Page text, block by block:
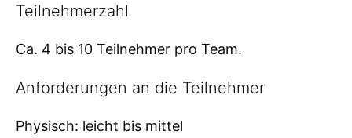
Teilnehmerzahl
Ca. 4 bis 10 Teilnehmer pro Team.
Anforderungen an die Teilnehmer
Physisch: leicht bis mittel